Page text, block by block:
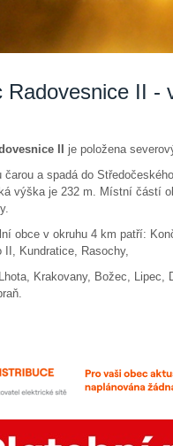
Radovesnice II -
II
je položena
čarou a spadá do
výška je 232 m. Místní částí
obce v okruhu 4 km patří:
II, Kundratice, Rasochy,
Krakovany, Božec, Lipec,